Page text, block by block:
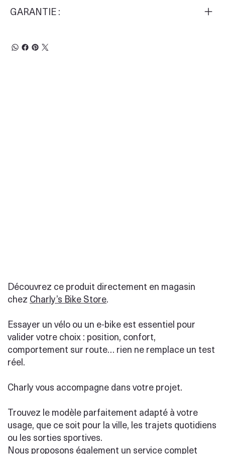
GARANTIE :
Découvrez ce produit directement en magasin
chez Charly’s Bike Store.
Essayer un vélo ou un e-bike est essentiel pour
valider votre choix : position, confort,
comportement sur route… rien ne remplace un test
réel.
Charly vous accompagne dans votre projet.
Trouvez le modèle parfaitement adapté à votre
usage, que ce soit pour la ville, les trajets quotidiens
ou les sorties sportives.
Nous proposons également un service complet